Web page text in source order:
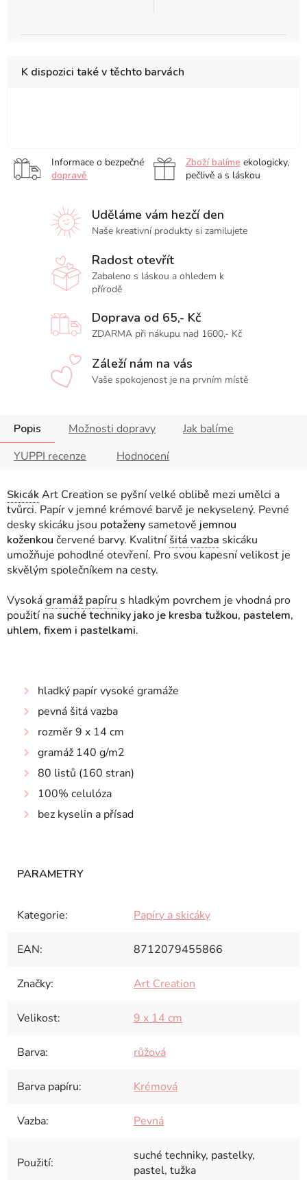
K dispozici také v těchto barvách
cm
cm
14,8
cm
Informace o bezpečné
dopravě
Zboží balíme ekologicky,
pečlivě a s láskou
Uděláme vám hezčí den
Naše kreativní produkty si zamilujete
Radost otevřít
Zabaleno s láskou a ohledem k
přírodě
Doprava od 65,- Kč
ZDARMA při nákupu nad 1600,- Kč
Záleží nám na vás
Vaše spokojenost je na prvním místě
Popis Možnosti dopravy
Jak balíme
YUPPI recenze
Hodnocení
SkicákArt Creation se pyšní velké oblibě mezi umělci a
tvůrci. Papír v jemné krémové barvě je nekyselený. Pevné
desky skicáku jsou potaženy sametově jemnou
koženkou červené barvy. Kvalitníšitá vazba skicáku
umožňuje pohodlné otevření. Pro svou kapesní velikost je
skvělým společníkem na cesty.
Vysoká gramáž papíru s hladkým povrchem je vhodná pro
použití nasuché techniky jako je kresba tužkou, pastelem,
uhlem, fixem i pastelkami.
hladký papír vysoké gramáže
pevná šitá vazba
rozměr 9 x 14 cm
gramáž 140 g/m2
80 listů (160 stran)
100% celulóza
bez kyselin a přísad
Kategorie: Papíry a skicáky
EAN: 8712079455866
Značky: Art Creation
Velikost: 9 x 14 cm
Barva: růžová
Barva papíru: Krémová
Vazba: Pevná
Použití:
suché techniky, pastelky,
pastel, tužka